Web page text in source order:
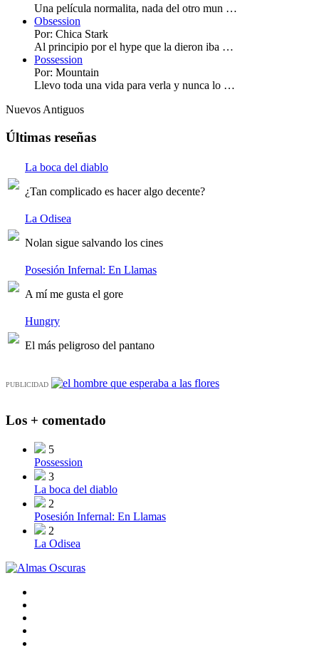
Una película normalita, nada del otro mun …
Obsession
Por: Chica Stark
Al principio por el hype que la dieron iba …
Possession
Por: Mountain
Llevo toda una vida para verla y nunca lo …
Nuevos Antiguos
Últimas reseñas
La boca del diablo
¿Tan complicado es hacer algo decente?
La Odisea
Nolan sigue salvando los cines
Posesión Infernal: En Llamas
A mí me gusta el gore
Hungry
El más peligroso del pantano
PUBLICIDAD
Los + comentado
5
Possession
3
La boca del diablo
2
Posesión Infernal: En Llamas
2
La Odisea